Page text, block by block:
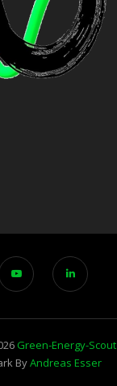
Green-Energy-Scout
ByAndreas Esser